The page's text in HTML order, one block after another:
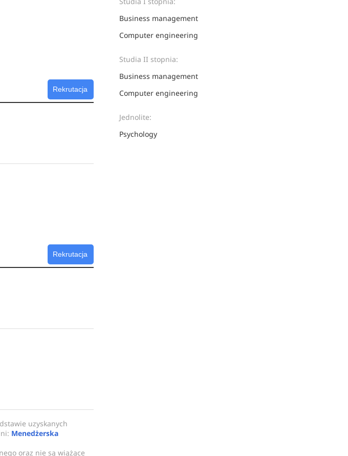
Rekrutacja
Rekrutacja
uzyskanych
Menedżerska
oraz nie są wiążące
Business management
Computer engineering
Studia II stopnia:
Business management
Computer engineering
Jednolite:
Psychology